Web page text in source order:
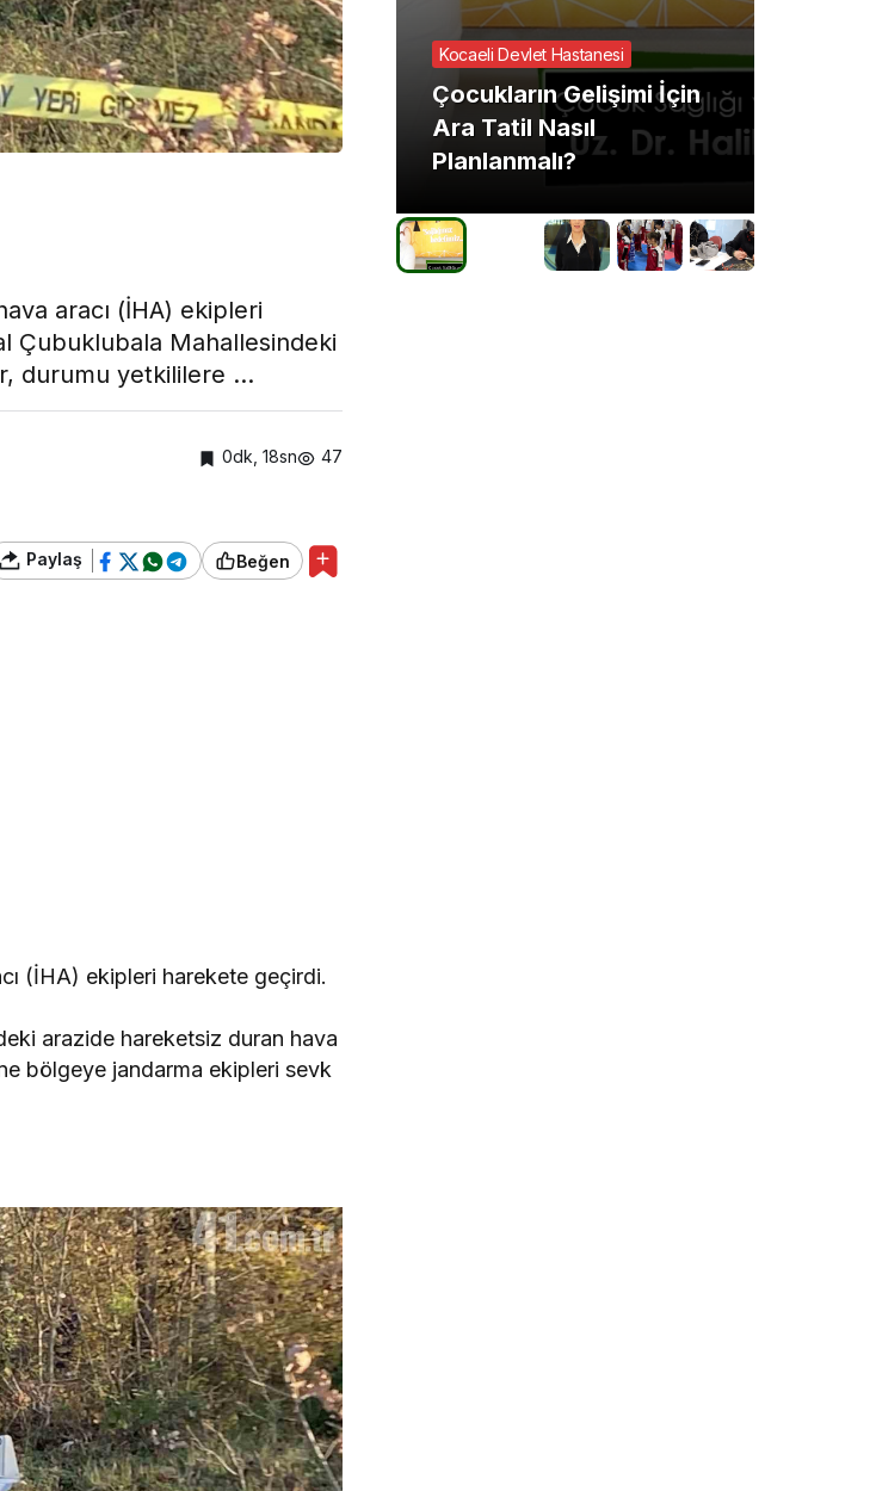
aracı (İHA) ekipleri
Çubuklubala Mahallesindeki
durumu yetkililere ...
0dk, 18sn 47
Paylaş Beğen
(İHA) ekipleri harekete geçirdi.
arazide hareketsiz duran hava
bölgeye jandarma ekipleri sevk
Kocaeli Devlet Hastanesi
Ramazan’da Dengeli
Beslenme ve Düzenli
Yaşam Vurgusu
Kocaeli Devlet Hastanesi
Çocukların Gelişimi İçin
Ara Tatil Nasıl
Planlanmalı?